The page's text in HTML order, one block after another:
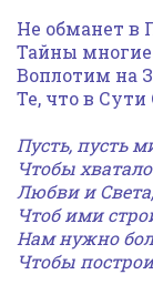
Не обманет в
Тайны
Воплотим на
Те, что в
Пусть, пусть
Чтобы
Любви и
Чтоб ими
Нам нужно
Чтобы